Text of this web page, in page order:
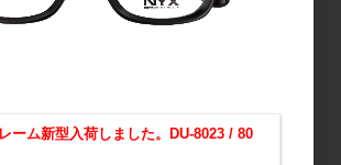
ーム新型入荷しました。DU-8023 / 80